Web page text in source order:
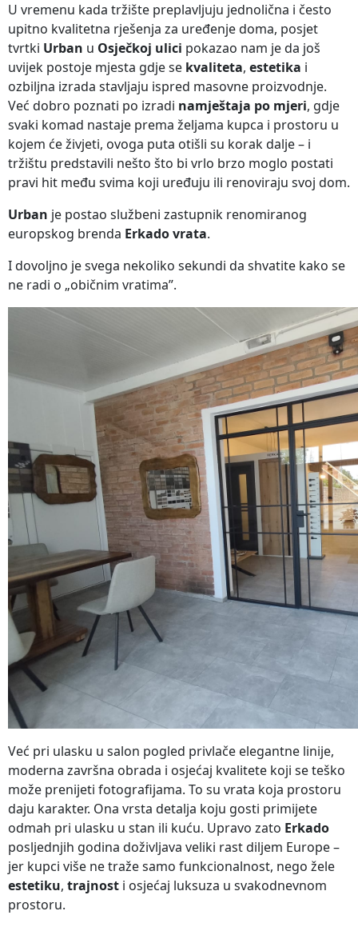
U vremenu kada tržište preplavljuju jednolična i često
upitno kvalitetna rješenja za uređenje doma, posjet
tvrtki Urban u Osječkoj ulici pokazao nam je da još
uvijek postoje mjesta gdje se kvaliteta, estetika i
ozbiljna izrada stavljaju ispred masovne proizvodnje.
Već dobro poznati po izradi namještaja po mjeri, gdje
svaki komad nastaje prema željama kupca i prostoru u
kojem će živjeti, ovoga puta otišli su korak dalje – i
tržištu predstavili nešto što bi vrlo brzo moglo postati
pravi hit među svima koji uređuju ili renoviraju svoj dom.
Urban je postao službeni zastupnik renomiranog
europskog brenda Erkado vrata.
I dovoljno je svega nekoliko sekundi da shvatite kako se
ne radi o „običnim vratima”.
Već pri ulasku u salon pogled privlače elegantne linije,
moderna završna obrada i osjećaj kvalitete koji se teško
može prenijeti fotografijama. To su vrata koja prostoru
daju karakter. Ona vrsta detalja koju gosti primijete
odmah pri ulasku u stan ili kuću. Upravo zato Erkado
posljednjih godina doživljava veliki rast diljem Europe –
jer kupci više ne traže samo funkcionalnost, nego žele
estetiku, trajnost i osjećaj luksuza u svakodnevnom
prostoru.